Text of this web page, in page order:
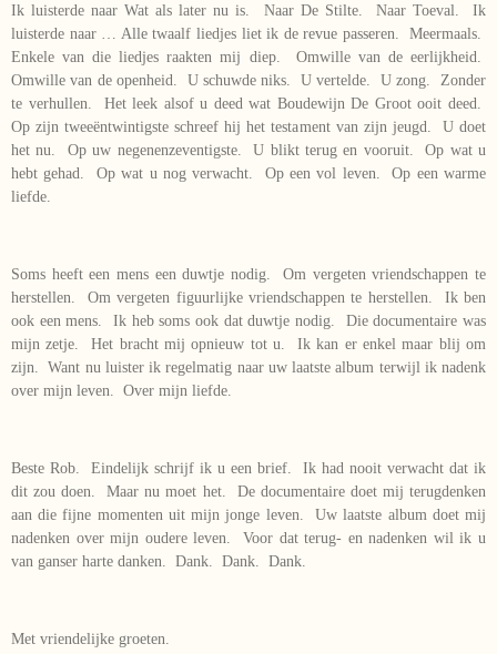
Ik luisterde naar Wat als later nu is. Naar De Stilte. Naar Toeval. Ik
luisterde naar … Alle twaalf liedjes liet ik de revue passeren. Meermaals.
Enkele van die liedjes raakten mij diep. Omwille van de eerlijkheid.
Omwille van de openheid. U schuwde niks. U vertelde. U zong. Zonder
te verhullen. Het leek alsof u deed wat Boudewijn De Groot ooit deed.
Op zijn tweeëntwintigste schreef hij het testament van zijn jeugd. U doet
het nu. Op uw negenenzeventigste. U blikt terug en vooruit. Op wat u
hebt gehad. Op wat u nog verwacht. Op een vol leven. Op een warme
liefde.
Soms heeft een mens een duwtje nodig. Om vergeten vriendschappen te
herstellen. Om vergeten figuurlijke vriendschappen te herstellen. Ik ben
ook een mens. Ik heb soms ook dat duwtje nodig. Die documentaire was
mijn zetje. Het bracht mij opnieuw tot u. Ik kan er enkel maar blij om
zijn. Want nu luister ik regelmatig naar uw laatste album terwijl ik nadenk
over mijn leven. Over mijn liefde.
Beste Rob. Eindelijk schrijf ik u een brief. Ik had nooit verwacht dat ik
dit zou doen. Maar nu moet het. De documentaire doet mij terugdenken
aan die fijne momenten uit mijn jonge leven. Uw laatste album doet mij
nadenken over mijn oudere leven. Voor dat terug- en nadenken wil ik u
van ganser harte danken. Dank. Dank. Dank.
Met vriendelijke groeten.